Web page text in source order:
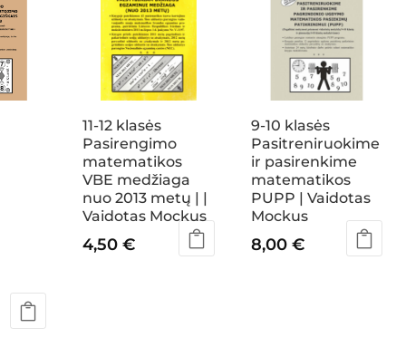
11-12 klasės
Pasirengimo
matematikos
VBE medžiaga
nuo 2013 metų | |
Vaidotas Mockus
4,50€
9-10 klasės
Pasitreniruokime
ir pasirenkime
matematikos
PUPP | Vaidotas
Mockus
8,00€